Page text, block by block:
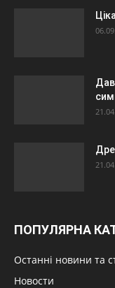
ПОПУЛЯРНА
Останні новини та
Новости